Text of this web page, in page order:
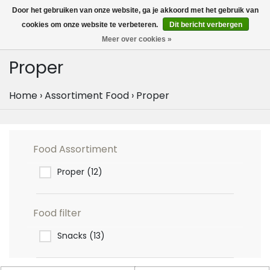
MENU
0
Proper
Home ›Assortiment Food › Proper
Food Assortiment
Proper (12)
Food filter
Snacks (13)
Door het gebruiken van onze website, ga je akkoord met het gebruik van
cookies om onze website te verbeteren.
Dit bericht verbergen
Meer over cookies »